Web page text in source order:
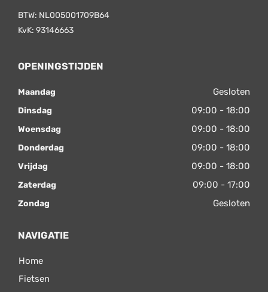
BTW: NL005001709B64
KvK: 93146663
OPENINGSTIJDEN
Maandag Gesloten
Dinsdag 09:00 - 18:00
Woensdag 09:00 - 18:00
Donderdag 09:00 - 18:00
Vrijdag 09:00 - 18:00
Zaterdag 09:00 - 17:00
Zondag Gesloten
NAVIGATIE
Home
Fietsen